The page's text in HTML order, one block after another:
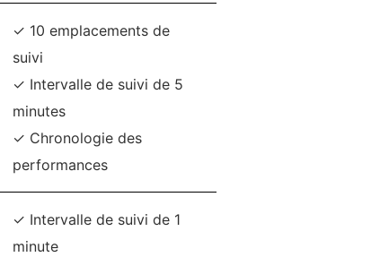
✓ 10 emplacements de
suivi
✓ Intervalle de suivi de 5
minutes
✓ Chronologie des
performances
✓ Intervalle de suivi de 1
minute